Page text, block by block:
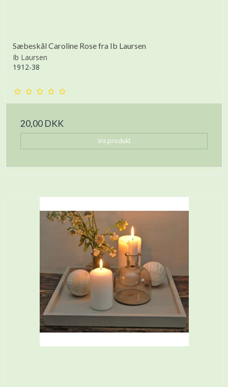
Sæbeskål Caroline Rose fra Ib Laursen
Ib Laursen
1912-38
20,00 DKK
Vis produkt